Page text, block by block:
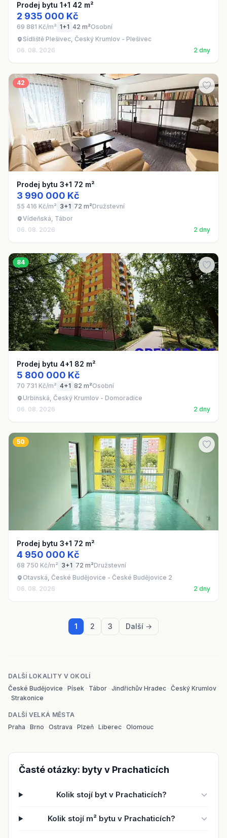
Prodej bytu 1+1 42 m²
2 935 000 Kč
69 881 Kč/m² 1+1 42 m²Osobní
Sídliště Plešivec, Český Krumlov - Plešivec
06. 08. 2026
2 dny
42
Prodej bytu 3+1 72 m²
3 990 000 Kč
55 416 Kč/m² 3+1 72 m²Družstevní
Vídeňská, Tábor
06. 08. 2026
2 dny
84
Prodej bytu 4+1 82 m²
5 800 000 Kč
70 731 Kč/m² 4+1 82 m²Osobní
Urbinská, Český Krumlov - Domoradice
06. 08. 2026
2 dny
50
Prodej bytu 3+1 72 m²
4 950 000 Kč
68 750 Kč/m² 3+1 72 m²Družstevní
Otavská, České Budějovice - České Budějovice 2
06. 08. 2026
2 dny
1 2 3 Další →
DALŠÍ LOKALITY V OKOLÍ
České Budějovice · Písek · Tábor · Jindřichův Hradec · Český Krumlov
· Strakonice
DALŠÍ VELKÁ MĚSTA
Praha · Brno · Ostrava · Plzeň · Liberec · Olomouc
Časté otázky: byty v Prachaticích
Kolik stojí byt v Prachaticích?
Kolik stojí m² bytu v Prachaticích?